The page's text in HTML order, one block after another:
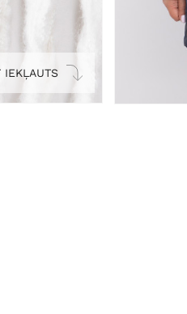
IEKĻAUTS